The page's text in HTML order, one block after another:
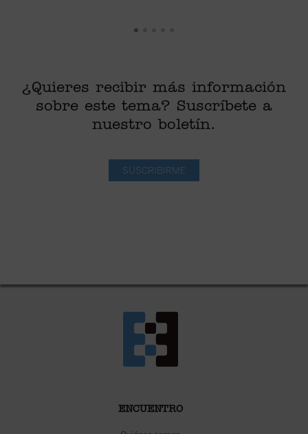
¿Quieres recibir más información
sobre este tema? Suscríbete a
nuestro boletín.
SUSCRIBIRME
ENCUENTRO